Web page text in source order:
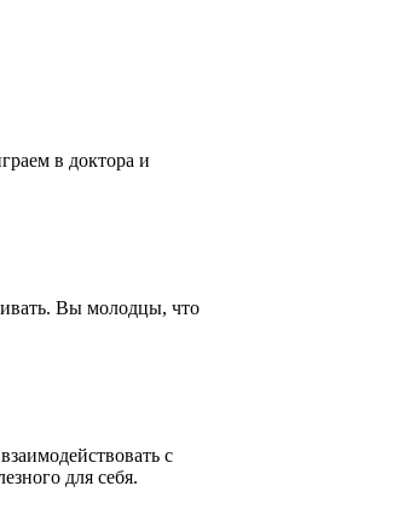
в доктора и
Вы молодцы, что
с
для себя.